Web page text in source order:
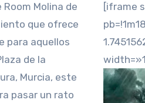
Molina de
que ofrece
para aquellos
de la
Murcia, este
pasar un rato
[iframe